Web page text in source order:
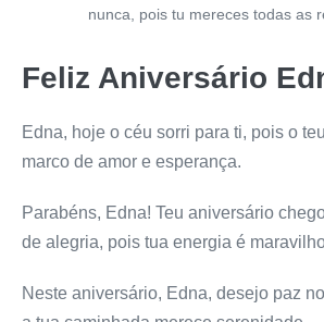
nunca, pois tu mereces todas as
Feliz Aniversário
Edna, hoje o céu sorri para ti, pois o
marco de amor e esperança.
Parabéns, Edna! Teu aniversário
de alegria, pois tua energia é
Neste aniversário, Edna, desejo paz